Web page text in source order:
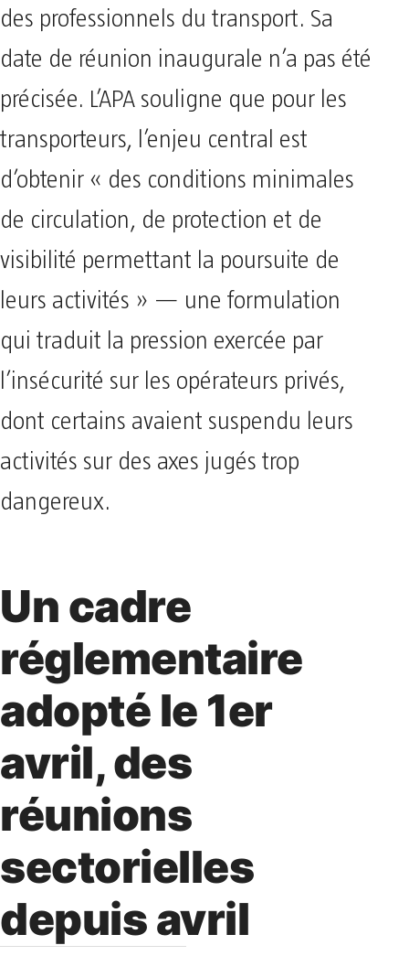
des professionnels du transport. Sa
date de réunion inaugurale n’a pas été
précisée. L’APA souligne que pour les
transporteurs, l’enjeu central est
d’obtenir « des conditions minimales
de circulation, de protection et de
visibilité permettant la poursuite de
leurs activités » — une formulation
qui traduit la pression exercée par
l’insécurité sur les opérateurs privés,
dont certains avaient suspendu leurs
activités sur des axes jugés trop
dangereux.
Un cadre
réglementaire
adopté le 1er
avril, des
réunions
sectorielles
depuis avril